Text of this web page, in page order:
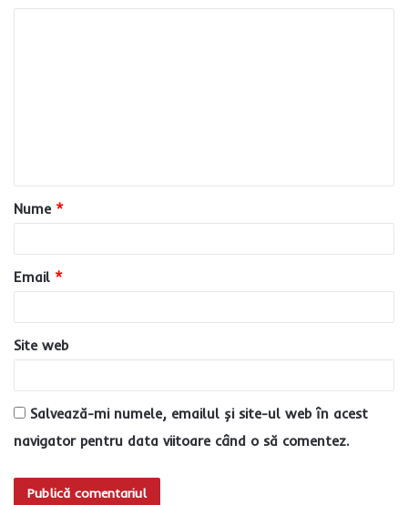
a
r
u
*
Nume *
Email *
Site web
Salvează-mi numele, emailul și site-ul web în acest
navigator pentru data viitoare când o să comentez.